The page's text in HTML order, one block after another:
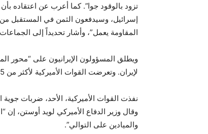
تزود بالوقود جوا”. كما أعرب عن اعتقاده
إسرائيل، وسيدفعون الثمن في المستقبل
المقاومة يعمل”، وأشار تحديداً إلى
ويطلق المسؤولون الإيرانيون على “محور
لإيران. وتعرضت القوات الأميركية لأكثر من 45 هجوماً من قبل جماعات موالية لإيران في سوريا والعراق.
نفذت القوات الأميركية، الأحد، ضربات
وقال وزير الدفاع الأميركي لويد أوستن،
والميادين على التوالي”.